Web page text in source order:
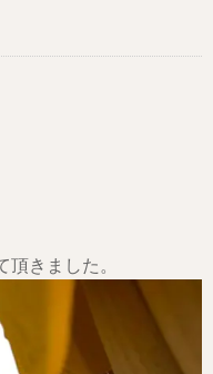
頂きました。